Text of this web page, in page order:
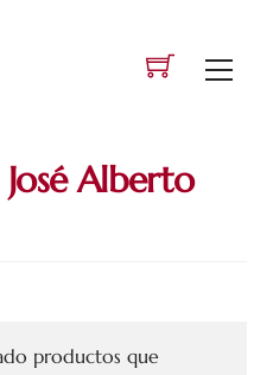
Alberto
productos que